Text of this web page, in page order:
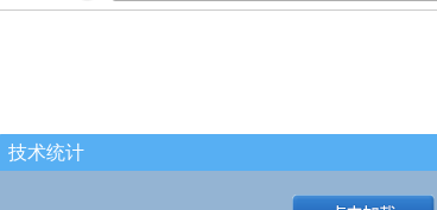
火花 还6秒！！
技术统计